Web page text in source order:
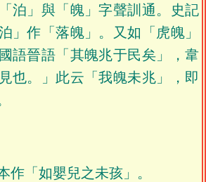
泊」與「魄」字聲訓通。史記
」作「落魄」。又如「虎魄」
語晉語「其魄兆于民矣」，韋
也。」此云「我魄未兆」，即
作「如嬰兒之未孩」。